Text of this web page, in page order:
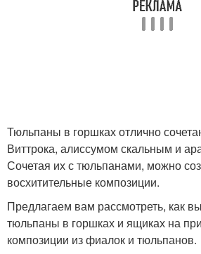
Тюльпаны в горшках отлично
Виттрока, алиссумом скальным и
Сочетая их с тюльпанами, можно
восхитительные композиции.
Предлагаем вам рассмотреть, как
тюльпаны в горшках и ящиках на
композиции из фиалок и тюльпанов.